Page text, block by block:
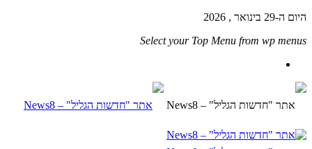
היום ה-29 בינואר , 2026
Select your Top Menu from wp menus